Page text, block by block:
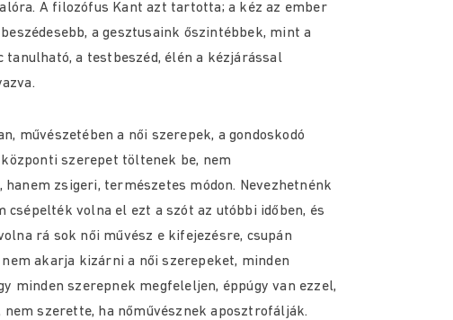
A filozófus Kant azt tartotta; a kéz az ember
a gesztusaink őszintébbek, mint a
tanulható, a testbeszéd, élén a kézjárással
művészetében a női szerepek, a gondoskodó
szerepet töltenek be, nem
zsigeri, természetes módon. Nevezhetnénk
csépelték volna el ezt a szót az utóbbi időben, és
rá sok női művész e kifejezésre, csupán
akarja kizárni a női szerepeket, minden
minden szerepnek megfeleljen, éppúgy van ezzel,
szerette, ha nőművésznek aposztrofálják.